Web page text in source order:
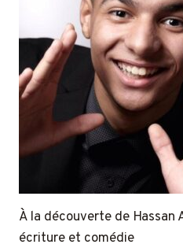
À la découverte de Hassan
écriture et comédie